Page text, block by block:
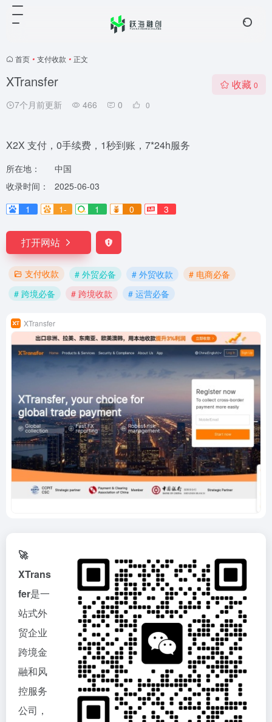
首页 • 支付收款 • 正文
XTransfer
7个月前更新 466 0 0
收藏 0
X2X 支付，0手续费，1秒到账，7*24h服务
所在地：
中国
收录时间：
2025-06-03
1
1- 1 0 3
打开网站
支付收款 # 外贸必备 # 外贸收款
# 电商必备
# 跨境必备
# 跨境收款 # 运营必备
XTransfer
🚀
XTrans
fer是一
站式外
贸企业
跨境金
融和风
控服务
公司，